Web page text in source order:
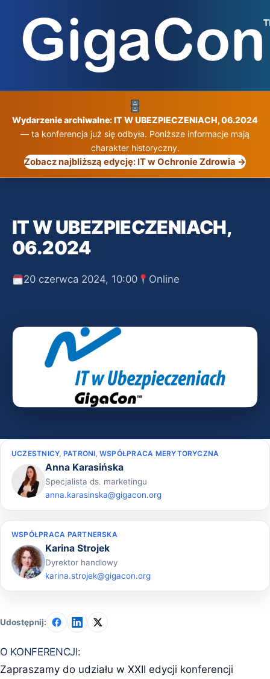
treści
Wydarzenie archiwalne: IT W UBEZPIECZENIACH, 06.2024
— ta konferencja już się odbyła. Poniższe informacje mają
charakter historyczny.
Zobacz najbliższą edycję: IT w Ochronie Zdrowia →
IT W UBEZPIECZENIACH,
06.2024
20 czerwca 2024, 10:00 Online
Udostępnij:
O KONFERENCJI:
Zapraszamy do udziału w XXII edycji konferencji
UCZESTNICY, PATRONI, WSPÓŁPRACA MERYTORYCZNA
Anna Karasińska
Specjalista ds. marketingu
anna.karasinska@gigacon.org
WSPÓŁPRACA PARTNERSKA
Karina Strojek
Dyrektor handlowy
karina.strojek@gigacon.org